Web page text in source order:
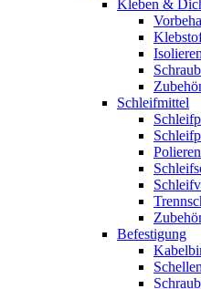
Kleben &
Isolieren
Schleifmittel
Polieren
Befestigung
Schellen